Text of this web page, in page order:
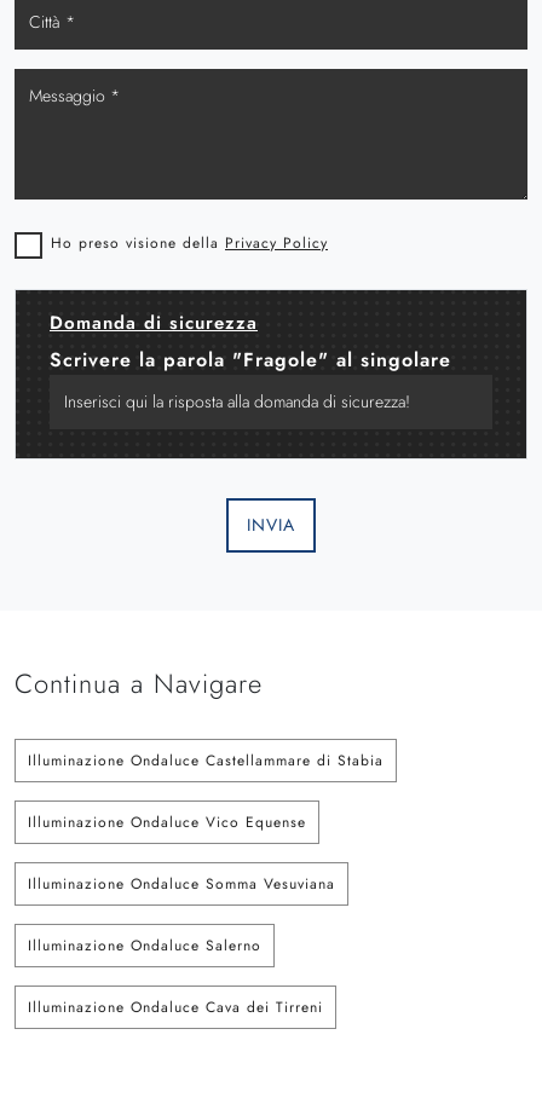
Ho preso visione della Privacy Policy
Domanda di sicurezza
Scrivere la parola "Fragole" al singolare
INVIA
Continua a Navigare
Illuminazione Ondaluce Castellammare di Stabia
Illuminazione Ondaluce Vico Equense
Illuminazione Ondaluce Somma Vesuviana
Illuminazione Ondaluce Salerno
Illuminazione Ondaluce Cava dei Tirreni